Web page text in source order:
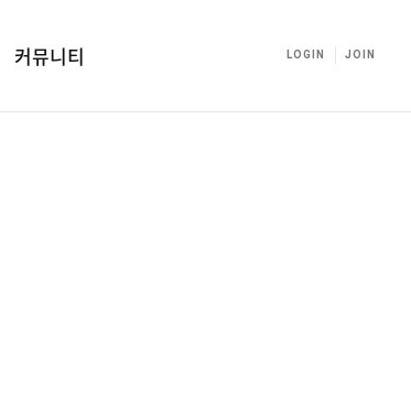
커뮤니티 LOGIN JOIN